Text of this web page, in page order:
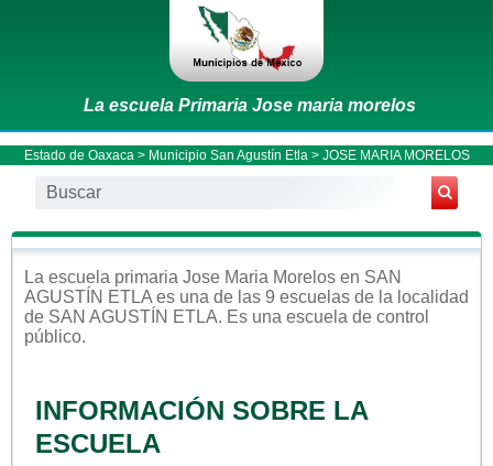
La escuela Primaria Jose maria morelos
Estado de Oaxaca > Municipio San Agustín Etla > JOSE MARIA MORELOS
La escuela primaria Jose Maria Morelos en SAN
AGUSTÍN ETLA es una de las 9 escuelas de la localidad
de SAN AGUSTÍN ETLA. Es una escuela de control
público.
INFORMACIÓN SOBRE LA
ESCUELA